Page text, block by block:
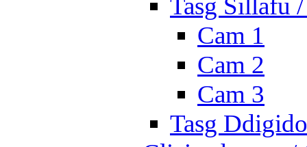
Cam 1
Cam 2
Cam 3
Tasg